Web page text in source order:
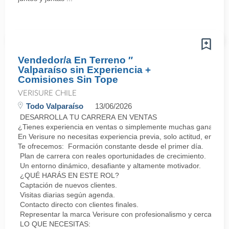
Vendedor/a En Terreno ″
Valparaíso sin Experiencia +
Comisiones Sin Tope
VERISURE CHILE
Todo Valparaíso 13/06/2026
DESARROLLA TU CARRERA EN VENTAS
¿Tienes experiencia en ventas o simplemente muchas ganas
En Verisure no necesitas experiencia previa, solo actitud,
Te ofrecemos: Formación constante desde el primer día.
Plan de carrera con reales oportunidades de crecimiento.
Un entorno dinámico, desafiante y altamente motivador.
¿QUÉ HARÁS EN ESTE ROL?
Captación de nuevos clientes.
Visitas diarias según agenda.
Contacto directo con clientes finales.
Representar la marca Verisure con profesionalismo y cercanía.
LO QUE NECESITAS: